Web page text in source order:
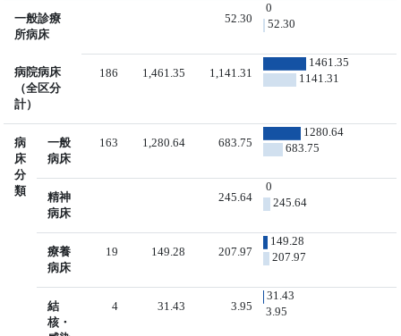
一般診療
所病床
52.30
0
52.30
病院病床
（全区分
計）
186 1,461.35 1,141.31
1461.35
1141.31
病
床
分
類
一般
病床
163 1,280.64 683.75
1280.64
683.75
精神
病床
245.64
0
245.64
療養
病床
19 149.28 207.97
149.28
207.97
結
核・
4 31.43 3.95
31.43
3.95